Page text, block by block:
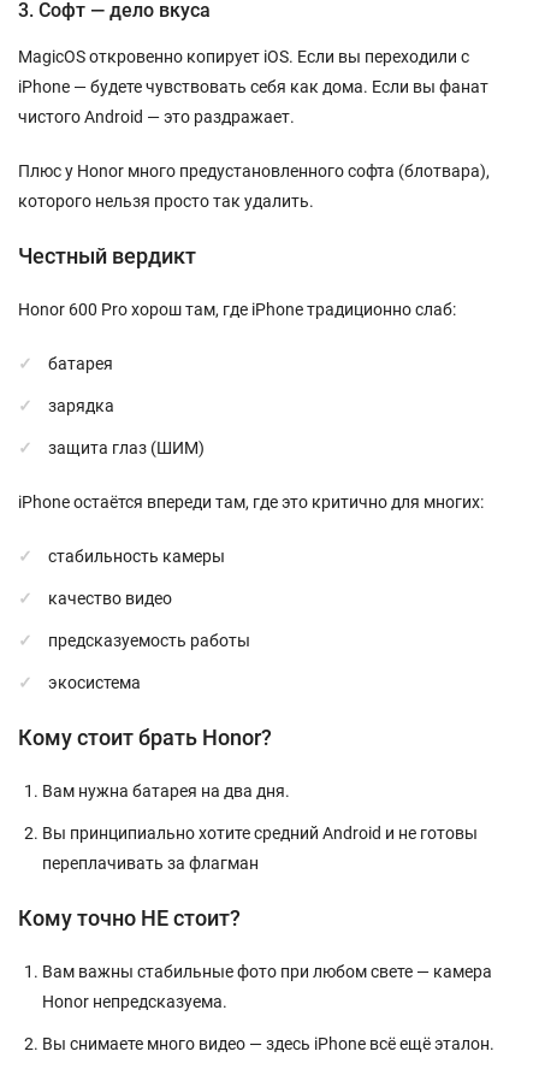
3. Софт — дело вкуса
MagicOS откровенно копирует iOS. Если вы переходили с
iPhone — будете чувствовать себя как дома. Если вы фанат
чистого Android — это раздражает.
Плюс у Honor много предустановленного софта (блотвара),
которого нельзя просто так удалить.
Честный вердикт
Honor 600 Pro хорош там, где iPhone традиционно слаб:
батарея
зарядка
защита глаз (ШИМ)
iPhone остаётся впереди там, где это критично для многих:
стабильность камеры
качество видео
предсказуемость работы
экосистема
Кому стоит брать Honor?
Вам нужна батарея на два дня.
Вы принципиально хотите средний Android и не готовы
переплачивать за флагман
Кому точно НЕ стоит?
Вам важны стабильные фото при любом свете — камера
Honor непредсказуема.
Вы снимаете много видео — здесь iPhone всё ещё эталон.